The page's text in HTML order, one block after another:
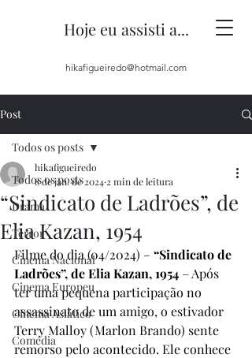
Hoje eu assisti a...
hikafigueiredo@hotmail.com
Post
Todos os posts
Drama
Terror
Cinema Nacional
Cinema Europeu
Cinema Asiático
Comédia
Todos os posts
“Sindicato de Ladrões”, de
Elia Kazan, 1954
hikafigueiredo
8 de jan. de 2024 2 min de leitura
Filme do dia (04/2024) – “Sindicato de
Ladrões”, de Elia Kazan, 1954 – Após
ter uma pequena participação no
assassinato de um amigo, o estivador
Terry Malloy (Marlon Brando) sente
remorso pelo acontecido. Ele conhece